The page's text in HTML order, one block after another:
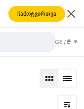
ჩამოტვირთვა
GE /₾